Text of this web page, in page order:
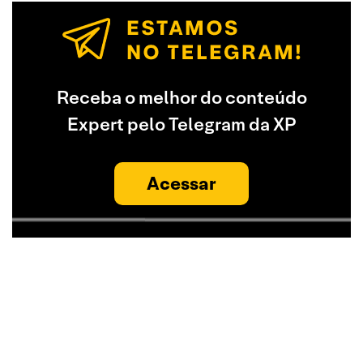
Receba o melhor do conteúdo
Expert pelo Telegram da XP
Acessar